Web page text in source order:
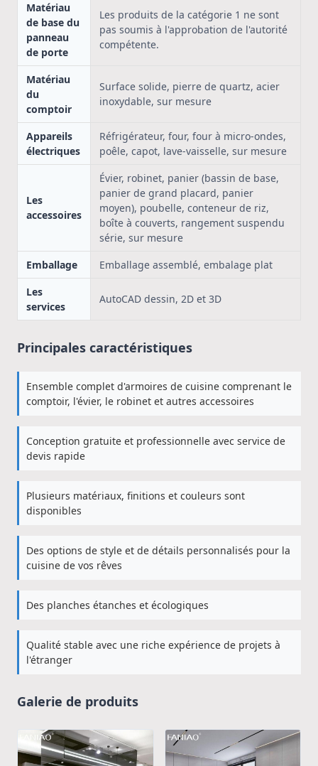
Matériau
de base du
panneau
de porte
Les produits de la catégorie 1 ne sont
pas soumis à l'approbation de l'autorité
compétente.
Matériau
du
comptoir
Surface solide, pierre de quartz, acier
inoxydable, sur mesure
Appareils
électriques
Réfrigérateur, four, four à micro-ondes,
poêle, capot, lave-vaisselle, sur mesure
Les
accessoires
Évier, robinet, panier (bassin de base,
panier de grand placard, panier
moyen), poubelle, conteneur de riz,
boîte à couverts, rangement suspendu
série, sur mesure
Emballage
Emballage assemblé, embalage plat
Les
services
AutoCAD dessin, 2D et 3D
Principales caractéristiques
Ensemble complet d'armoires de cuisine comprenant le
comptoir, l'évier, le robinet et autres accessoires
Conception gratuite et professionnelle avec service de
devis rapide
Plusieurs matériaux, finitions et couleurs sont
disponibles
Des options de style et de détails personnalisés pour la
cuisine de vos rêves
Des planches étanches et écologiques
Qualité stable avec une riche expérience de projets à
l'étranger
Galerie de produits